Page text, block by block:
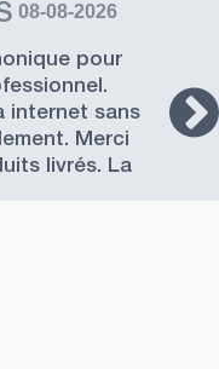
08-08-2026
pour
internet sans
Merci
livrés. La